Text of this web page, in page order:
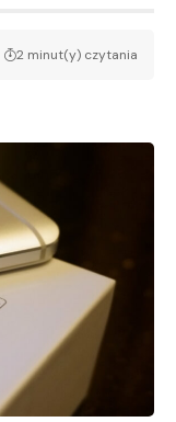
2 minut(y) czytania